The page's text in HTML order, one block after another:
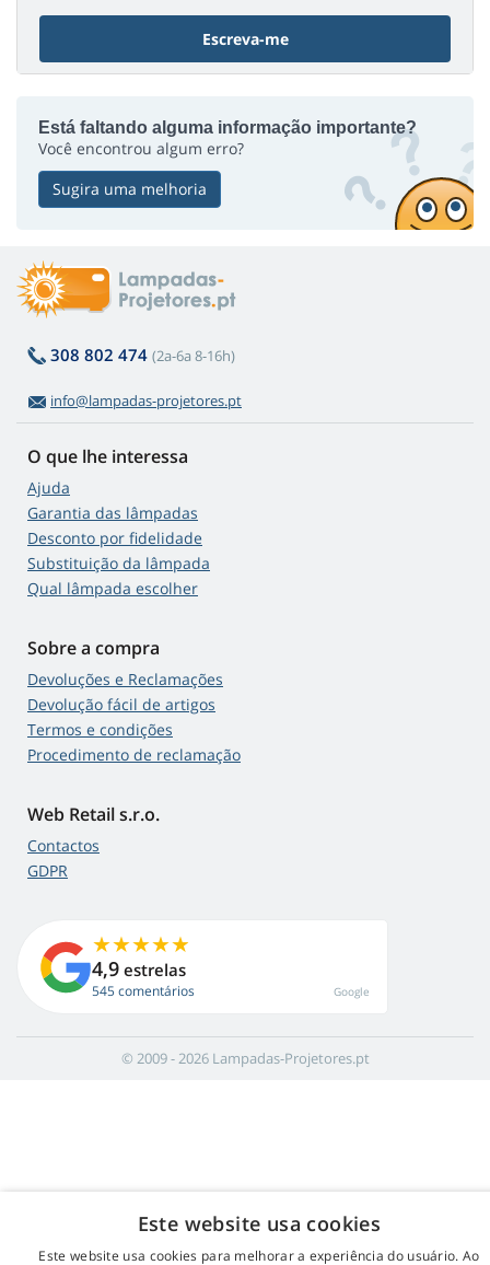
Escreva-me
Está faltando alguma informação importante?
Você encontrou algum erro?
Sugira uma melhoria
308 802 474 (2a-6a 8-16h)
info@lampadas-projetores.pt
O que lhe interessa
Ajuda
Garantia das lâmpadas
Desconto por fidelidade
Substituição da lâmpada
Qual lâmpada escolher
Sobre a compra
Devoluções e Reclamações
Devolução fácil de artigos
Termos e condições
Procedimento de reclamação
Web Retail s.r.o.
Contactos
GDPR
4,9 estrelas
545 comentários Google
© 2009 - 2026 Lampadas-Projetores.pt
Este website usa cookies
Este website usa cookies para melhorar a experiência do usuário. Ao